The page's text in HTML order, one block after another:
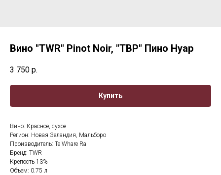
Вино "TWR" Pinot Noir, "ТВР" Пино Нуар
3 750 р.
Купить
Вино: Красное, сухое
Регион: Новая Зеландия, Мальборо
Производитель: Te Whare Ra
Бренд: TWR
Крепость 13%
Объем: 0.75 л